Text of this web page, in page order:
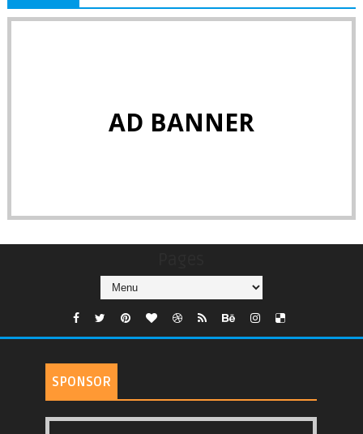
AD BANNER
SPONSOR